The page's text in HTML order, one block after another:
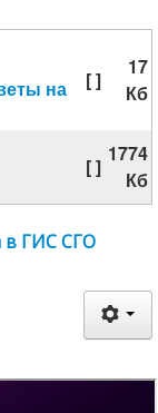
на
[ ]
17
Кб
[ ]
1774
Кб
в ГИС СГО